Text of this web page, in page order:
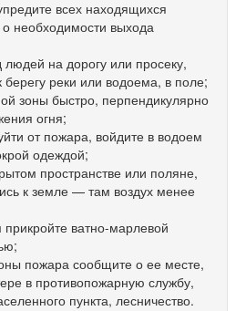
всех находящихся
необходимости выхода
людей на дорогу или просеку,
реки или водоема, в поле;
зоны быстро, перпендикулярно
огня;
от пожара, войдите в водоем
одеждой;
пространстве или поляне,
к земле — там воздух менее
ватно-марлевой
пожара сообщите о ее месте,
в противопожарную службу,
пункта, лесничество.